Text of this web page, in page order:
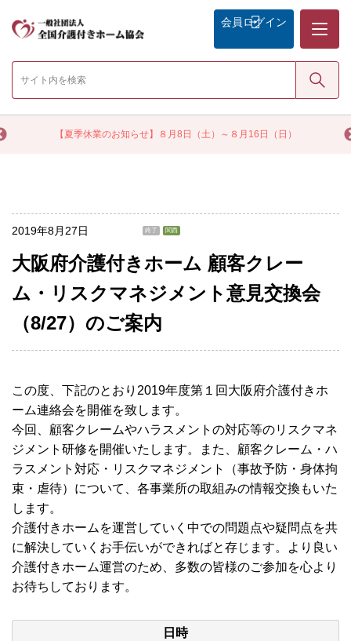
【夏季休業のお知らせ】８月8日（土）～８月16日（日）
会員 ログイン
検索
2019年8月27日 終了 関西
大阪府介護付きホーム 顧客クレー
ム・リスクマネジメント意見交換会
（8/27）のご案内
この度、下記のとおり2019年度第１回大阪府介護付きホ
ーム連絡会を開催を致します。
今回、顧客クレームやハラスメントの対応等のリスクマネ
ジメント研修を開催いたします。また、顧客クレーム・ハ
ラスメント対応・リスクマネジメント（事故予防・身体拘
束・虐待）について、各事業所の取組みの情報交換もいた
します。
介護付きホームを運営していく中での問題点や疑問点を共
に解決していくお手伝いができればと存じます。より良い
介護付きホーム運営のため、多数の皆様のご参加を心より
お待ちしております。
日時